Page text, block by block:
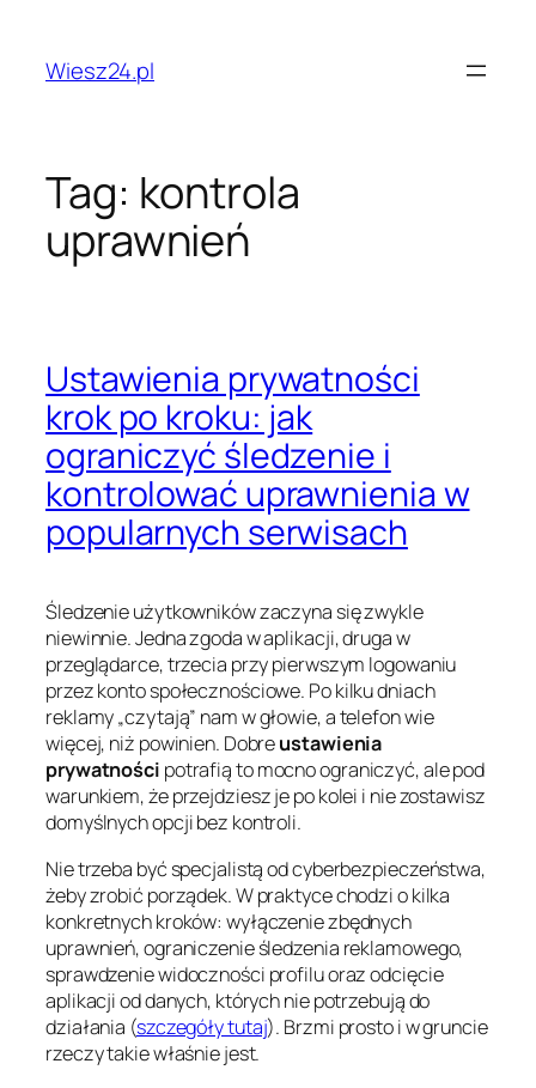
treściWiesz24.pl
Tag: kontrola
uprawnień
Ustawienia prywatności
krok po kroku: jak
ograniczyć śledzenie i
kontrolować uprawnienia w
popularnych serwisach
Śledzenie użytkowników zaczyna się zwykle
niewinnie. Jedna zgoda w aplikacji, druga w
przeglądarce, trzecia przy pierwszym logowaniu
przez konto społecznościowe. Po kilku dniach
reklamy „czytają” nam w głowie, a telefon wie
więcej, niż powinien. Dobreustawienia
prywatności potrafią to mocno ograniczyć, ale pod
warunkiem, że przejdziesz je po kolei i nie zostawisz
domyślnych opcji bez kontroli.
Nie trzeba być specjalistą od cyberbezpieczeństwa,
żeby zrobić porządek. W praktyce chodzi o kilka
konkretnych kroków: wyłączenie zbędnych
uprawnień, ograniczenie śledzenia reklamowego,
sprawdzenie widoczności profilu oraz odcięcie
aplikacji od danych, których nie potrzebują do
działania (szczegóły tutaj). Brzmi prosto i w gruncie
rzeczy takie właśnie jest.